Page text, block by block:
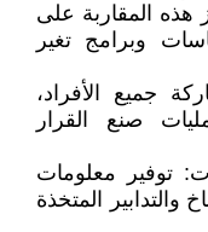
هذه المقاربة على
وبرامج تغير
جميع الأفراد،
صنع القرار
توفير معلومات
المتخذة